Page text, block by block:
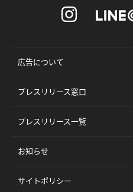
広告について
プレスリリース窓口
プレスリリース一覧
お知らせ
サイトポリシー